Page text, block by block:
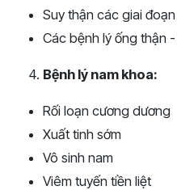
Suy thận các giai đoạn
Các bệnh lý ống thận
Bệnh lý nam khoa:
Rối loạn cương dương
Xuất tinh sớm
Vô sinh nam
Viêm tuyến tiền liệt